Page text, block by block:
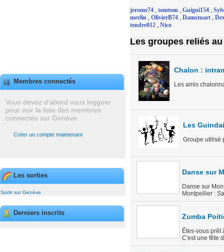
Membres connectés
Vous devez d'abord vous logguer
pour voir la liste des membres
connectés sur Genève
Créer un compte maintenant
Les sorties
Sortir sur Genève
Derniers inscrits
jerome74 , tomtom , Guigui154 ,
merlin , OlivierB74 , Damstuart ,
tendre012 , Nico
Les groupes reliés
Chalon :
Les amis
Les
Groupe utilisé
Danse sur
Danse sur
Montpellier :
Zumba
Êtes-vous prêt
C'est une fête